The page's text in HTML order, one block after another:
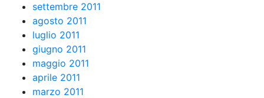
settembre 2011
agosto 2011
luglio 2011
giugno 2011
maggio 2011
aprile 2011
marzo 2011